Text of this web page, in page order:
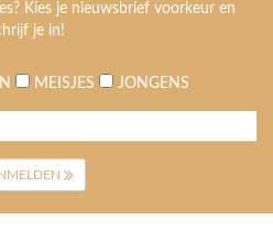
Kies je nieuwsbrief voorkeur en
je in!
MEISJES JONGENS